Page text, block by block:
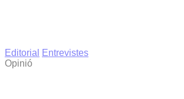
Editorial
Entrevistes
Opinió